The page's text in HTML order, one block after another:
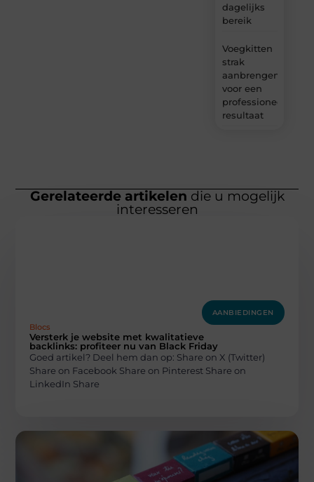
dagelijks
bereik
Voegkitten
strak
aanbrengen
voor een
professioneel
resultaat
Gerelateerde artikelen die u mogelijk
interesseren
AANBIEDINGEN
Blocs
Versterk je website met kwalitatieve
backlinks: profiteer nu van Black Friday
Goed artikel? Deel hem dan op: Share on X (Twitter)
Share on Facebook Share on Pinterest Share on
LinkedIn Share